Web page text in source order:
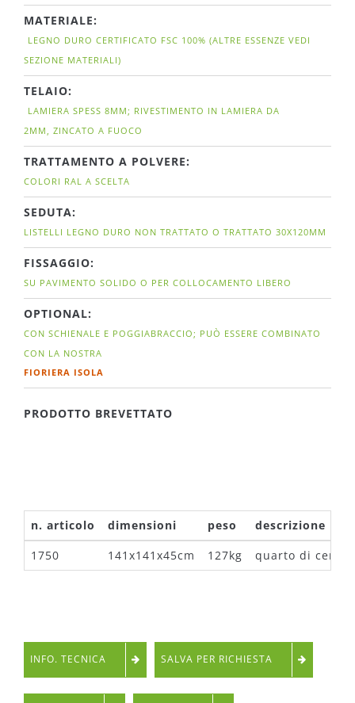
MATERIALE:
LEGNO DURO CERTIFICATO FSC 100% (ALTRE ESSENZE VEDI
SEZIONE MATERIALI)
TELAIO:
LAMIERA SPESS 8MM; RIVESTIMENTO IN LAMIERA DA
2MM, ZINCATO A FUOCO
TRATTAMENTO A POLVERE:
COLORI RAL A SCELTA
SEDUTA:
LISTELLI LEGNO DURO NON TRATTATO O TRATTATO 30X120MM
FISSAGGIO:
SU PAVIMENTO SOLIDO O PER COLLOCAMENTO LIBERO
OPTIONAL:
CON SCHIENALE E POGGIABRACCIO; PUÒ ESSERE COMBINATO
CON LA NOSTRA
FIORIERA ISOLA
PRODOTTO BREVETTATO
n. articolo dimensioni peso
descrizione
1750
141x141x45cm 127kg quarto di
INFO. TECNICA SALVA PER RICHIESTA